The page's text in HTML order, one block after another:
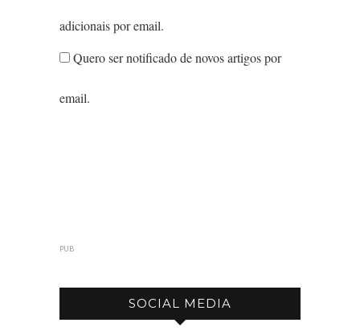
adicionais por email.
Quero ser notificado de novos artigos por
email.
PUB
SOCIAL MEDIA